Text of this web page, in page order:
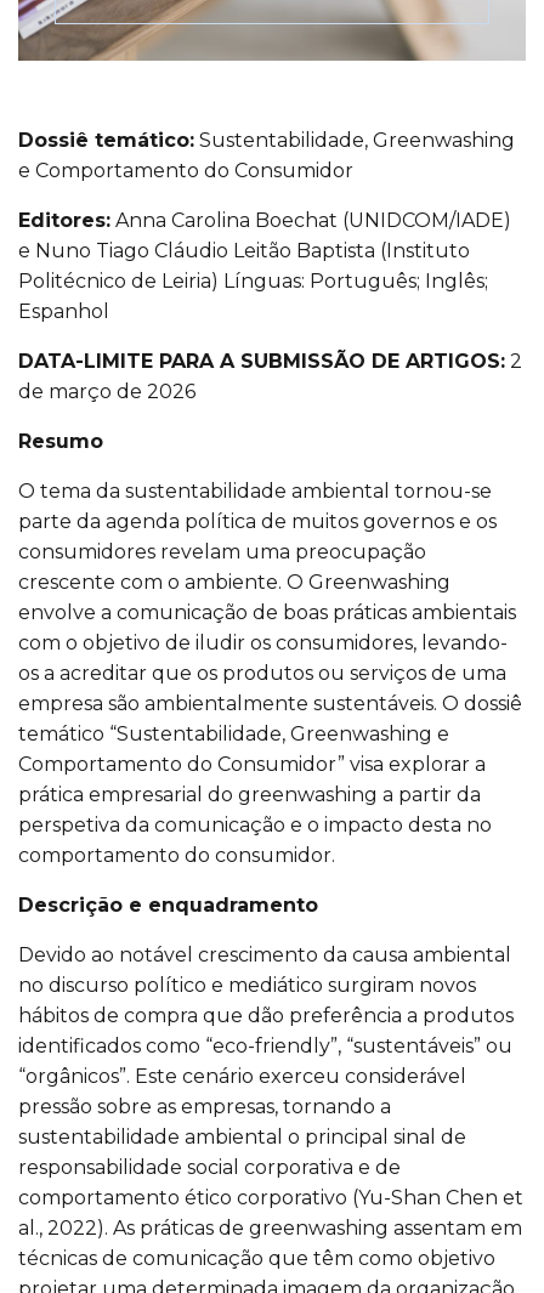
Dossiê temático: Sustentabilidade, Greenwashing
e Comportamento do Consumidor
Editores: Anna Carolina Boechat (UNIDCOM/IADE)
e Nuno Tiago Cláudio Leitão Baptista (Instituto
Politécnico de Leiria) Línguas: Português; Inglês;
Espanhol
DATA-LIMITE PARA A SUBMISSÃO DE ARTIGOS: 2
de março de 2026
Resumo
O tema da sustentabilidade ambiental tornou-se
parte da agenda política de muitos governos e os
consumidores revelam uma preocupação
crescente com o ambiente. O Greenwashing
envolve a comunicação de boas práticas ambientais
com o objetivo de iludir os consumidores, levando-
os a acreditar que os produtos ou serviços de uma
empresa são ambientalmente sustentáveis. O dossiê
temático “Sustentabilidade, Greenwashing e
Comportamento do Consumidor” visa explorar a
prática empresarial do greenwashing a partir da
perspetiva da comunicação e o impacto desta no
comportamento do consumidor.
Descrição e enquadramento
Devido ao notável crescimento da causa ambiental
no discurso político e mediático surgiram novos
hábitos de compra que dão preferência a produtos
identificados como “eco-friendly”, “sustentáveis” ou
“orgânicos”. Este cenário exerceu considerável
pressão sobre as empresas, tornando a
sustentabilidade ambiental o principal sinal de
responsabilidade social corporativa e de
comportamento ético corporativo (Yu-Shan Chen et
al., 2022). As práticas de greenwashing assentam em
técnicas de comunicação que têm como objetivo